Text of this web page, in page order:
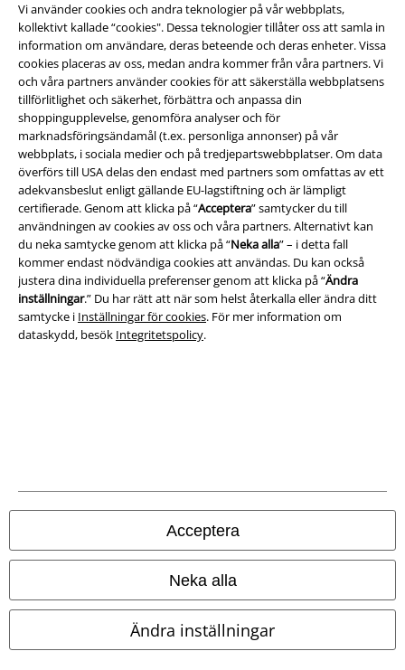
Vi använder cookies och andra teknologier på vår webbplats,
kollektivt kallade “cookies". Dessa teknologier tillåter oss att samla in
information om användare, deras beteende och deras enheter. Vissa
cookies placeras av oss, medan andra kommer från våra partners. Vi
och våra partners använder cookies för att säkerställa webbplatsens
tillförlitlighet och säkerhet, förbättra och anpassa din
shoppingupplevelse, genomföra analyser och för
marknadsföringsändamål (t.ex. personliga annonser) på vår
webbplats, i sociala medier och på tredjepartswebbplatser. Om data
överförs till USA delas den endast med partners som omfattas av ett
adekvansbeslut enligt gällande EU-lagstiftning och är lämpligt
certifierade. Genom att klicka på “Acceptera” samtycker du till
användningen av cookies av oss och våra partners. Alternativt kan
du neka samtycke genom att klicka på “Neka alla” – i detta fall
kommer endast nödvändiga cookies att användas. Du kan också
justera dina individuella preferenser genom att klicka på “Ändra
inställningar.” Du har rätt att när som helst återkalla eller ändra ditt
samtycke i Inställningar för cookies. För mer information om
dataskydd, besök Integritetspolicy.
Acceptera
Neka alla
Ändra inställningar
Juridisk information/Villkor
Villkor
Om oss
Ladda ner villkoren
Avfallshantering och miljöskydd
Försäkran om överensstämmelse
Alla priser inkl. moms.Fraktkostnad tillkommer.
© 1986-2026 E.M.P. Merchandising HGmbH
Våra onlinebutiker